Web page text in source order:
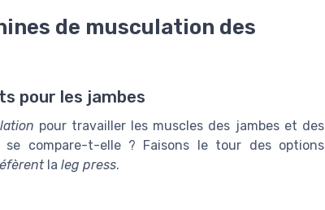
de musculation des
pour les jambes
pour travailler les muscles des jambes et des
compare-t-elle ? Faisons le tour des options
la leg press.